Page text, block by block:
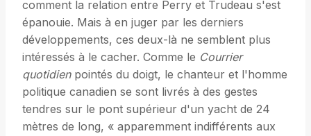
comment la relation entre Perry et Trudeau s'est
épanouie. Mais à en juger par les derniers
développements, ces deux-là ne semblent plus
intéressés à le cacher. Comme le Courrier
quotidienpointés du doigt, le chanteur et l'homme
politique canadien se sont livrés à des gestes
tendres sur le pont supérieur d'un yacht de 24
mètres de long, « apparemment indifférents aux